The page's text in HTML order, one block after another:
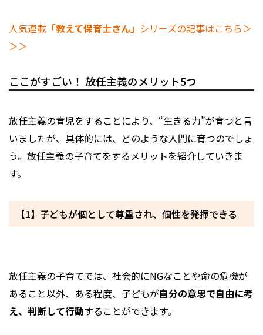
人気連載 「教えて保育士さん」 シリーズの記事はこちら＞
＞＞
ここがすごい！ 放任主義のメリット5つ
放任主義の育児をすることにより、“生きる力”が育つと言
いましたが、具体的には、どのような人間に育つのでしょ
う。放任主義の子育てをするメリットを紹介していきま
す。
【1】子どもが個として尊重され、個性を発揮できる
放任主義の子育てでは、社会的にNGなことや命の危機が
あること以外、ある程度、子どもが自分の意思で自由に考
え、判断して行動することができます。